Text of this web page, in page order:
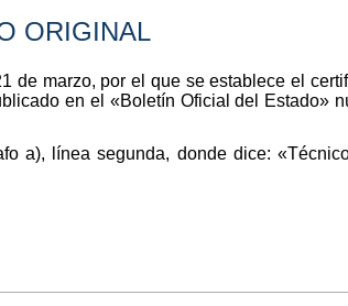
ORIGINAL
de marzo, por el que se establece el
en el «Boletín Oficial del Estado»
a), línea segunda, donde dice: